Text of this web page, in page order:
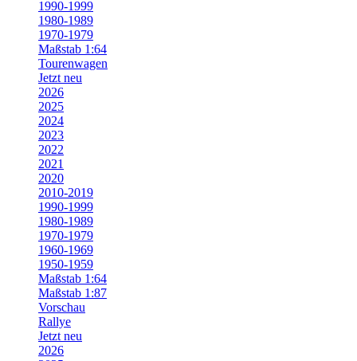
1990-1999
1980-1989
1970-1979
Maßstab 1:64
Tourenwagen
Jetzt neu
2026
2025
2024
2023
2022
2021
2020
2010-2019
1990-1999
1980-1989
1970-1979
1960-1969
1950-1959
Maßstab 1:64
Maßstab 1:87
Vorschau
Rallye
Jetzt neu
2026